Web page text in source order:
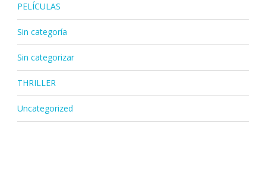
PELÍCULAS
Sin categoría
Sin categorizar
THRILLER
Uncategorized